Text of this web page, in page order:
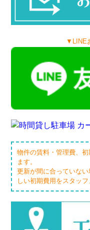
▼LINE
物件の賃料・管理費、
ます。
更新が間に合っていな
しい初期費用をスタッ